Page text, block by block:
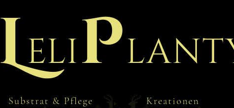
LeliP
Substrat & Pflege Kreationen